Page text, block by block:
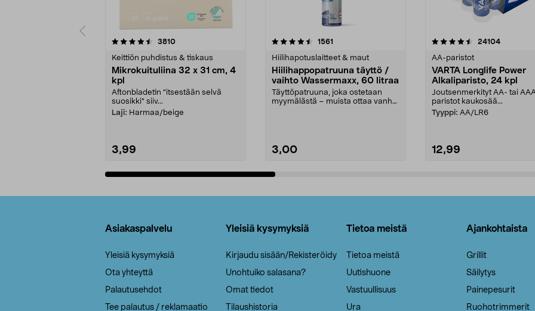
3810arvostelut
Keittiön puhdistus & tiskaus
Mikrokuituliina 32 x 31 cm, 4
kpl
Aftonbladetin "itsestään selvä
suosikki" siiv...
Laji: Harmaa/beige
3,99
4.5viidestä
1561
Hiilihapotuslaitteet & maut
Hiilihappopatruuna täyttö /
vaihto Wassermaxx, 60 litraa
Täyttöpatruuna, joka ostetaan
myymälästä – muista ottaa vanha
3,00
4.5viidestä
24104arvostelut
AA-paristot
VARTA Longlife Power
Alkaliparisto, 24 kpl
Joutsenmerkityt AA- tai
paristot kaukosää...
Tyyppi: AA/LR6
12,99
4.5viidestä
Asiakaspalvelu
Yleisiä kysymyksiä
Ota yhteyttä
Palautusehdot
Tee palautus / reklamaatio
Yleisiä kysymyksiä
Kirjaudu sisään/Rekisteröidy
Unohtuiko salasana?
Omat tiedot
Tilaushistoria
Tietoa meistä
Tietoa meistä
Uutishuone
Vastuullisuus
Ura
Ajankohtaista
Grillit
Säilytys
Painepesurit
Ruohotrimmerit